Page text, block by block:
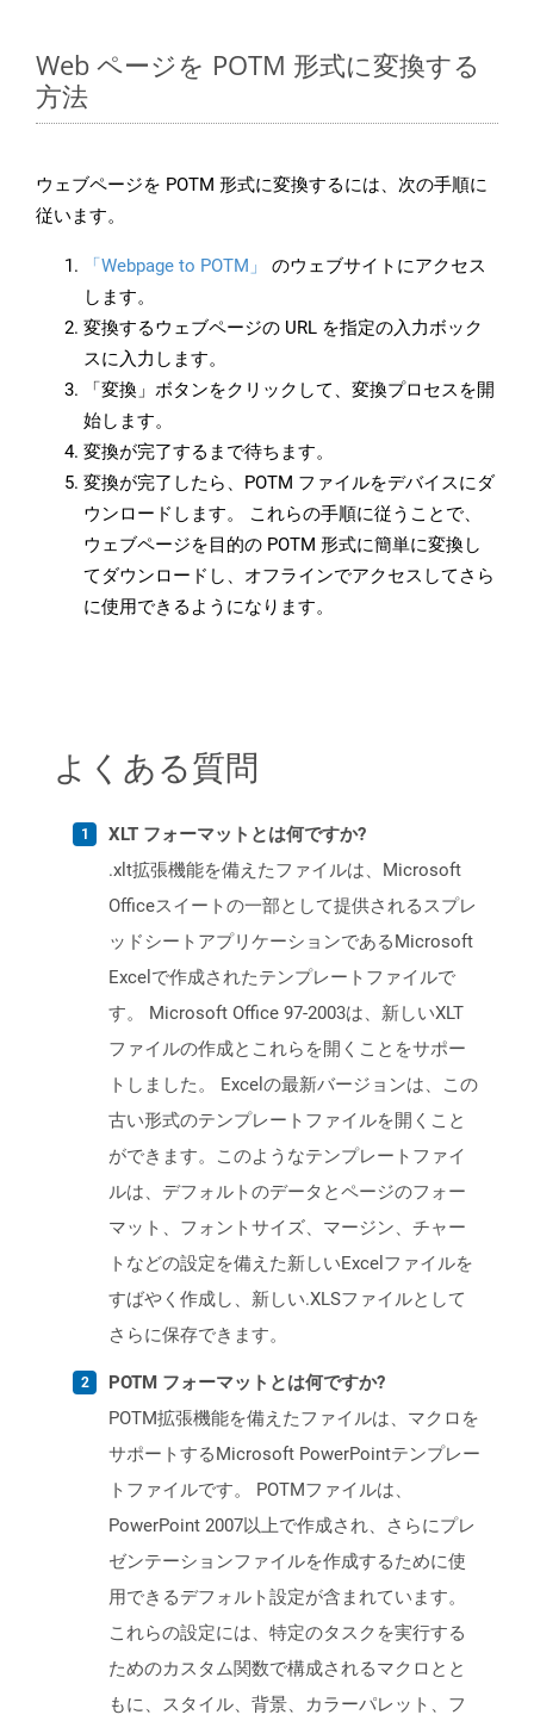
Web ページを POTM 形式に変換する
方法
ウェブページを POTM 形式に変換するには、次の手順に
従います。
「Webpage to POTM」
のウェブサイトにアクセス
します。
変換するウェブページの URL を指定の入力ボック
スに入力します。
「変換」ボタンをクリックして、変換プロセスを開
始します。
変換が完了するまで待ちます。
変換が完了したら、POTM ファイルをデバイスにダ
ウンロードします。 これらの手順に従うことで、
ウェブページを目的の POTM 形式に簡単に変換し
てダウンロードし、オフラインでアクセスしてさら
に使用できるようになります。
よくある質問
XLT フォーマットとは何ですか?
.xlt拡張機能を備えたファイルは、Microsoft
Officeスイートの一部として提供されるスプレ
ッドシートアプリケーションであるMicrosoft
Excelで作成されたテンプレートファイルで
す。 Microsoft Office 97-2003は、新しいXLT
ファイルの作成とこれらを開くことをサポー
トしました。 Excelの最新バージョンは、この
古い形式のテンプレートファイルを開くこと
ができます。このようなテンプレートファイ
ルは、デフォルトのデータとページのフォー
マット、フォントサイズ、マージン、チャー
トなどの設定を備えた新しいExcelファイルを
すばやく作成し、新しい.XLSファイルとして
さらに保存できます。
POTM フォーマットとは何ですか?
POTM拡張機能を備えたファイルは、マクロを
サポートするMicrosoft PowerPointテンプレー
トファイルです。 POTMファイルは、
PowerPoint 2007以上で作成され、さらにプレ
ゼンテーションファイルを作成するために使
用できるデフォルト設定が含まれています。
これらの設定には、特定のタスクを実行する
ためのカスタム関数で構成されるマクロとと
もに、スタイル、背景、カラーパレット、フ